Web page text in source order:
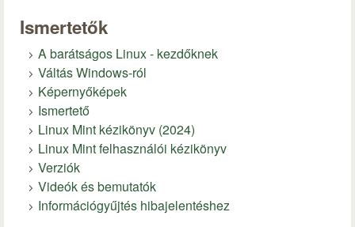
Ismertetők
A barátságos Linux - kezdőknek
Váltás Windows-ról
Képernyőképek
Ismertető
Linux Mint kézikönyv (2024)
Linux Mint felhasználói kézikönyv
Verziók
Videók és bemutatók
Információgyűjtés hibajelentéshez